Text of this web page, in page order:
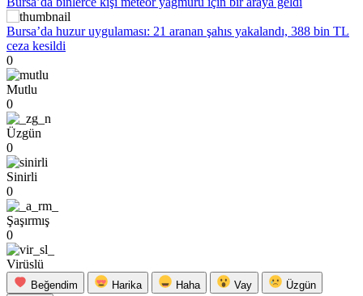
Bursa’da huzur uygulaması: 21 aranan şahıs yakalandı, 388 bin TL
ceza kesildi
0
Mutlu
0
Üzgün
0
Sinirli
0
Şaşırmış
0
Virüslü
Beğendim Harika Haha Vay Üzgün